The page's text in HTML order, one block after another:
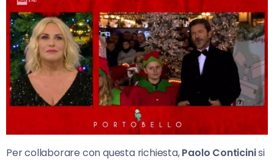
Per collaborare con questa richiesta,Paolo Conticinisi